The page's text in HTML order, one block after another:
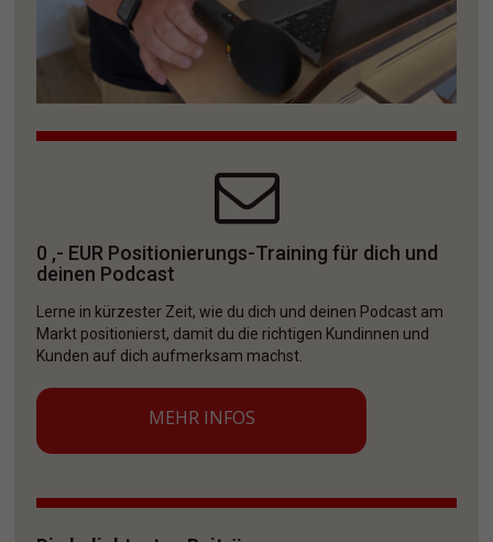
0 ,- EUR Positionierungs-Training für dich und
deinen Podcast
Lerne in kürzester Zeit, wie du dich und deinen Podcast am
Markt positionierst, damit du die richtigen Kundinnen und
Kunden auf dich aufmerksam machst.
MEHR INFOS